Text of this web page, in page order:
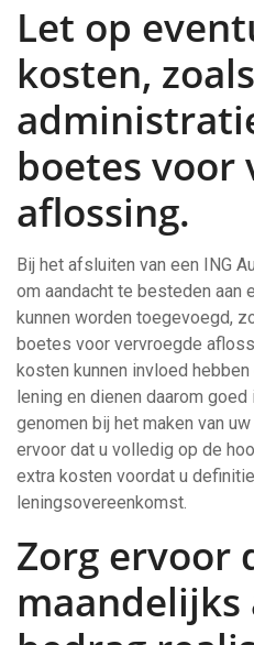
Let op
kosten, zoals
boetes voor
aflossing.
Bij het afsluiten van een ING
om aandacht te besteden aan
kunnen worden toegevoegd,
boetes voor vervroegde
kosten kunnen invloed
lening en dienen daarom
genomen bij het maken van
ervoor dat u volledig op de
extra kosten voordat u
leningsovereenkomst.
Zorg ervoor
maandelijks